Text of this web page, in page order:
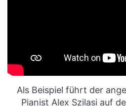
Als Beispiel führt der
Pianist Alex Szilasi auf